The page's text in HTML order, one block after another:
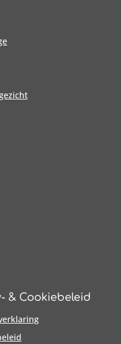
& Cookiebeleid